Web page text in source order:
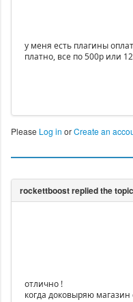
у меня есть плагины
платно, все по 500р или
Please Log in orCreate an
отлично !
когда доковыряю магазин